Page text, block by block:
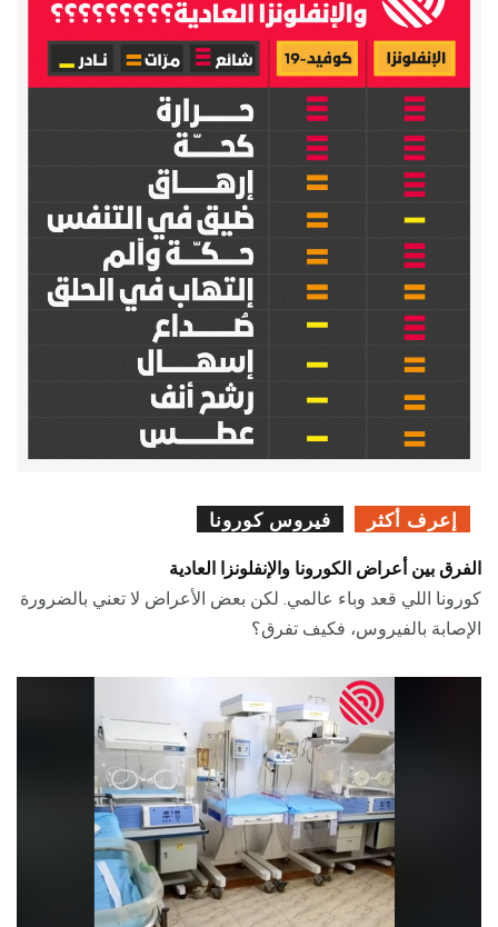
إعرف أكثر فيروس كورونا
الفرق بين أعراض الكورونا والإنفلونزا العادية
كورونا اللي قعد وباء عالمي. لكن بعض الأعراض لا تعني بالضرورة
الإصابة بالفيروس، فكيف تفرق؟